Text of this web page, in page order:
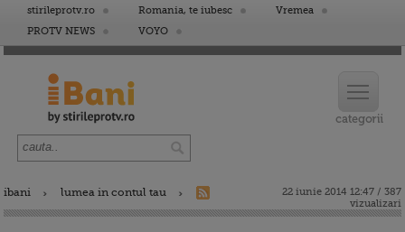
stirileprotv.ro Romania, te iubesc
Vremea
PROTV NEWS
VOYO
ibani lumea in contul tau
22 iunie 2014 12:47 / 387
vizualizari